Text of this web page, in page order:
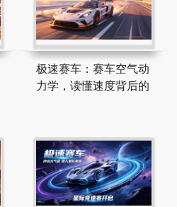
极速赛车：赛车空气动
力学，读懂速度背后的